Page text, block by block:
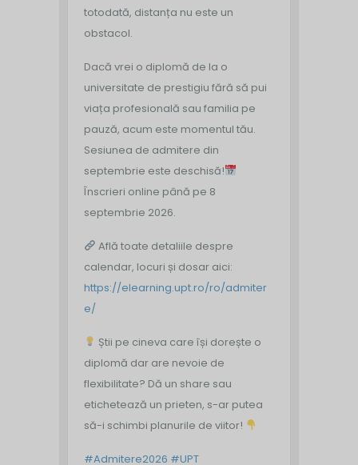
totodată, distanța nu este un
obstacol.
Dacă vrei o diplomă de la o
universitate de prestigiu fără să pui
viața profesională sau familia pe
pauză, acum este momentul tău.
Sesiunea de admitere din
septembrie este deschisă!
Înscrieri online până pe 8
septembrie 2026.
Află toate detaliile despre
calendar, locuri și dosar aici:
https://elearning.upt.ro/ro/admiter
e/
Știi pe cineva care își dorește o
diplomă dar are nevoie de
flexibilitate? Dă un share sau
etichetează un prieten, s-ar putea
să-i schimbi planurile de viitor!
#Admitere2026 #UPT